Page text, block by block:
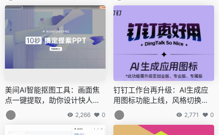
美间AI智能抠图工具：画面焦
点一键提取，助你设计快人一
步！
2,266 0
钉钉工作台再升级：AI生成应
用图标功能上线，风格切换更
便捷
2,771 0